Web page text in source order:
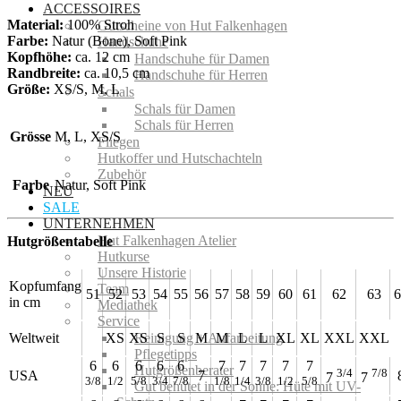
ACCESSOIRES
Gutscheine von Hut Falkenhagen
Handschuhe
Handschuhe für Damen
Handschuhe für Herren
Schals
Schals für Damen
Schals für Herren
Fliegen
Hutkoffer und Hutschachteln
Zubehör
NEU
SALE
UNTERNEHMEN
Hut Falkenhagen Atelier
Hutkurse
Unsere Historie
Team
Mediathek
Service
Reinigung + Aufarbeitung
Pflegetipps
Hutgrößenberater
Gut behütet in der Sonne: Hüte mit UV-
Material:100% Stroh
Farbe: Natur (Bone), Soft Pink
Kopfhöhe: ca. 12 cm
Randbreite: ca. 10,5 cm
Größe: XS/S, M, L
Grösse M, L, XS/S
Farbe Natur, Soft Pink
Hutgrößentabelle
Kopfumfang
in cm
51 52 53 54 55 56 57 58 59 60 61 62 63
Weltweit XS XS S S M M L L XL XL XXL XXL
USA
6
3/8
6
1/2
6
5/8
6
3/4
6
7/8 7
7
1/8
7
1/4
7
3/8
7
1/2
7
5/8 7 3/4 7 7/8